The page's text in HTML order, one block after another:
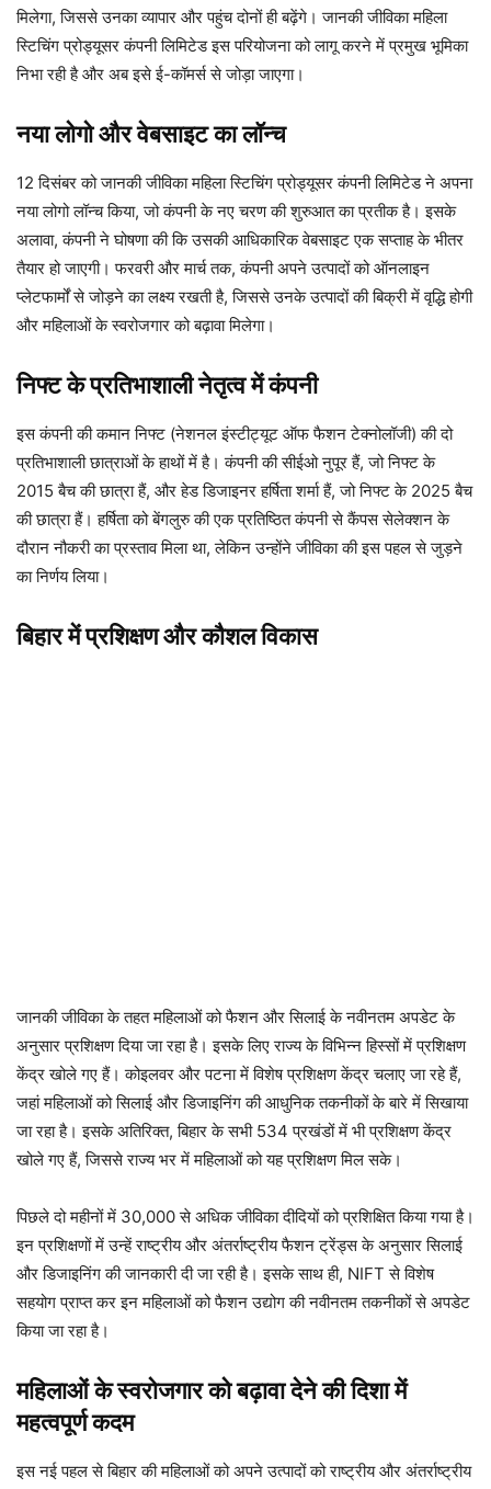
मिलेगा, जिससे उनका व्यापार और पहुंच दोनों ही बढ़ेंगे। जानकी जीविका महिला
स्टिचिंग प्रोड्यूसर कंपनी लिमिटेड इस परियोजना को लागू करने में प्रमुख भूमिका
निभा रही है और अब इसे ई-कॉमर्स से जोड़ा जाएगा।
नया लोगो और वेबसाइट का लॉन्च
12 दिसंबर को जानकी जीविका महिला स्टिचिंग प्रोड्यूसर कंपनी लिमिटेड ने अपना
नया लोगो लॉन्च किया, जो कंपनी के नए चरण की शुरुआत का प्रतीक है। इसके
अलावा, कंपनी ने घोषणा की कि उसकी आधिकारिक वेबसाइट एक सप्ताह के भीतर
तैयार हो जाएगी। फरवरी और मार्च तक, कंपनी अपने उत्पादों को ऑनलाइन
प्लेटफार्मों से जोड़ने का लक्ष्य रखती है, जिससे उनके उत्पादों की बिक्री में वृद्धि होगी
और महिलाओं के स्वरोजगार को बढ़ावा मिलेगा।
निफ्ट के प्रतिभाशाली नेतृत्व में कंपनी
इस कंपनी की कमान निफ्ट (नेशनल इंस्टीट्यूट ऑफ फैशन टेक्नोलॉजी) की दो
प्रतिभाशाली छात्राओं के हाथों में है। कंपनी की सीईओ नुपूर हैं, जो निफ्ट के
2015 बैच की छात्रा हैं, और हेड डिजाइनर हर्षिता शर्मा हैं, जो निफ्ट के 2025 बैच
की छात्रा हैं। हर्षिता को बेंगलुरु की एक प्रतिष्ठित कंपनी से कैंपस सेलेक्शन के
दौरान नौकरी का प्रस्ताव मिला था, लेकिन उन्होंने जीविका की इस पहल से जुड़ने
का निर्णय लिया।
बिहार में प्रशिक्षण और कौशल विकास
जानकी जीविका के तहत महिलाओं को फैशन और सिलाई के नवीनतम अपडेट के
अनुसार प्रशिक्षण दिया जा रहा है। इसके लिए राज्य के विभिन्न हिस्सों में प्रशिक्षण
केंद्र खोले गए हैं। कोइलवर और पटना में विशेष प्रशिक्षण केंद्र चलाए जा रहे हैं,
जहां महिलाओं को सिलाई और डिजाइनिंग की आधुनिक तकनीकों के बारे में सिखाया
जा रहा है। इसके अतिरिक्त, बिहार के सभी 534 प्रखंडों में भी प्रशिक्षण केंद्र
खोले गए हैं, जिससे राज्य भर में महिलाओं को यह प्रशिक्षण मिल सके।
पिछले दो महीनों में 30,000 से अधिक जीविका दीदियों को प्रशिक्षित किया गया है।
इन प्रशिक्षणों में उन्हें राष्ट्रीय और अंतर्राष्ट्रीय फैशन ट्रेंड्स के अनुसार सिलाई
और डिजाइनिंग की जानकारी दी जा रही है। इसके साथ ही, NIFT से विशेष
सहयोग प्राप्त कर इन महिलाओं को फैशन उद्योग की नवीनतम तकनीकों से अपडेट
किया जा रहा है।
महिलाओं के स्वरोजगार को बढ़ावा देने की दिशा में
महत्वपूर्ण कदम
इस नई पहल से बिहार की महिलाओं को अपने उत्पादों को राष्ट्रीय और अंतर्राष्ट्रीय